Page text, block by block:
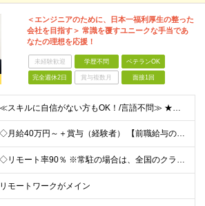
＜エンジニアのために、日本一福利厚生の整った
会社を目指す＞ 常識を覆すユニークな手当であ
なたの理想を応援！
未経験歓迎 学歴不問 ベテランOK
完全週休2日 賞与複数月 面接1回
≪スキルに自信がない方もOK！/言語不問≫ ★第二新卒歓迎・ブランクがある方も歓迎！ ◆学歴不問 ◆微経験OK（何らかのエンジニア実務経験を1年以上お持ちの方） ＼エンジニアの皆様の不満を解決しま
◇月給40万円～＋賞与（経験者） 【前職給与の総収入額を保証】 ※上記には固定残業代（30時間分／6万7000円～）が含まれています。超過分は時間外手当を別途支給。 ※試用期間3ヶ月（期間中は契約社員
◇リモート率90％ ※常駐の場合は、全国のクライアント案件にアサイン予定（東京・神奈川・埼玉・千葉・愛知・大阪・福岡メイン） 【拠点】 ◆本社／東京都渋谷区道玄坂1丁目10番8号 渋谷道玄坂東急ビル
リモートワークがメイン